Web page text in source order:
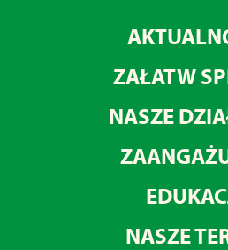
ZAŁATW
NASZE
NASZE